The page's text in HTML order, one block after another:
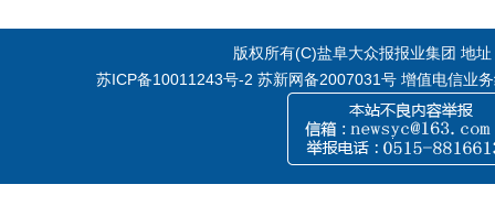
版权所有(C)盐阜大众报报业集团 地
苏ICP备10011243号-2 苏新网备2007031号 增值电信业